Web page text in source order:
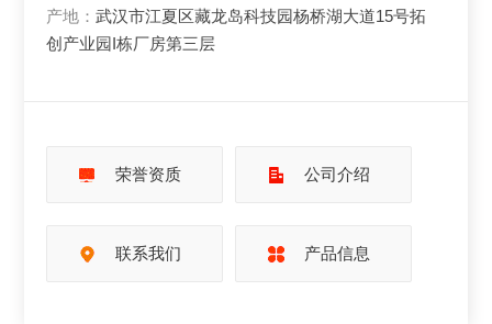
产地：武汉市江夏区藏龙岛科技园杨桥湖大道15号拓
创产业园I栋厂房第三层
荣誉资质 公司介绍
联系我们 产品信息